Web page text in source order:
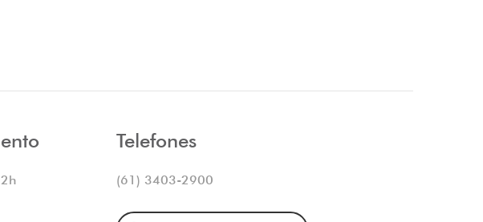
Telefones
(61) 3403-2900